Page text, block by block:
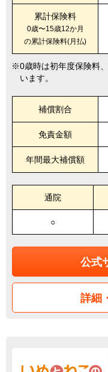
累計保険料
0歳〜15歳12か月
の累計保険料(月払)
0歳時は初年度保険料
います。
補償割合
免責金額
年間最大補償額
通院
○
公式
詳細